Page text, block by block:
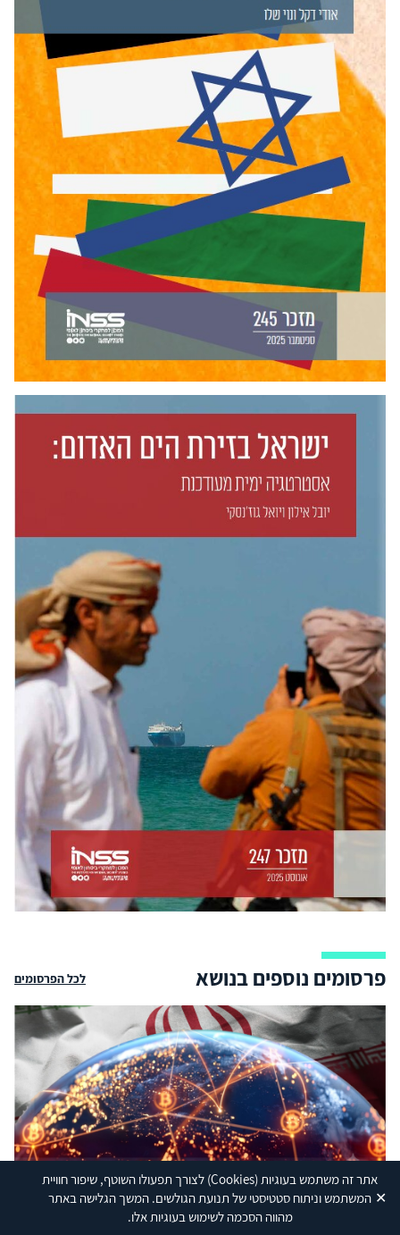
אתר זה משתמש בעוגיות(Cookies) לצורך תפעולו השוטף, שיפור חוויית
המשתמש וניתוח סטטיסטי של תנועת הגולשים. המשך הגלישה באתר
מהווה הסכמה לשימוש בעוגיות אלו.
✕
פרסומים נוספים בנושא לכל הפרסומים
הפעילות הבלתי־חוקית של איראן וחזבאללה בתחום
הקריפטו: הקשר לוונצואלה